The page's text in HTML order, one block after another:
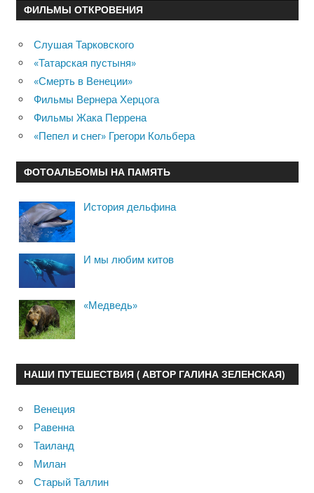
ФИЛЬМЫ ОТКРОВЕНИЯ
Слушая Тарковского
«Татарская пустыня»
«Смерть в Венеции»
Фильмы Вернера Херцога
Фильмы Жака Перрена
«Пепел и снег» Грегори Кольбера
ФОТОАЛЬБОМЫ НА ПАМЯТЬ
История дельфина
И мы любим китов
«Медведь»
НАШИ ПУТЕШЕСТВИЯ ( АВТОР ГАЛИНА ЗЕЛЕНСКАЯ)
Венеция
Равенна
Таиланд
Милан
Старый Таллин